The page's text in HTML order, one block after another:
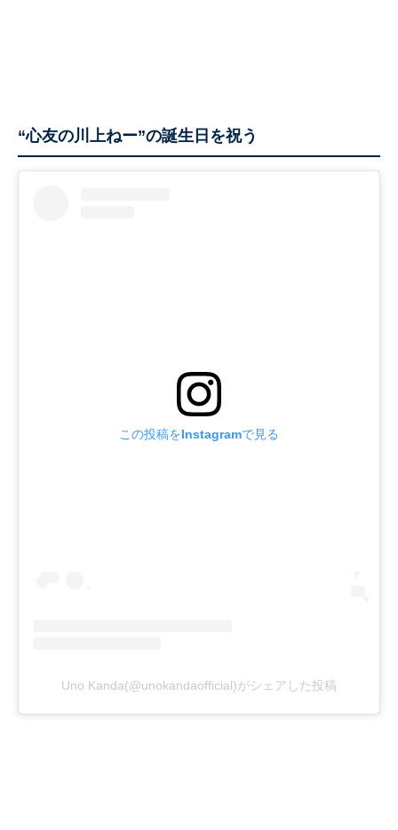
“心友の川上ねー”の誕生日を祝う
この投稿をInstagramで見る
Uno Kanda(@unokandaofficial)がシェアした投稿